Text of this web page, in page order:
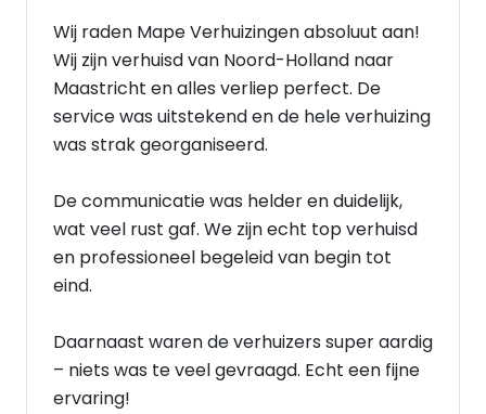
Wij raden Mape Verhuizingen absoluut aan!
Wij zijn verhuisd van Noord-Holland naar
Maastricht en alles verliep perfect. De
service was uitstekend en de hele verhuizing
was strak georganiseerd.
De communicatie was helder en duidelijk,
wat veel rust gaf. We zijn echt top verhuisd
en professioneel begeleid van begin tot
eind.
Daarnaast waren de verhuizers super aardig
– niets was te veel gevraagd. Echt een fijne
ervaring!